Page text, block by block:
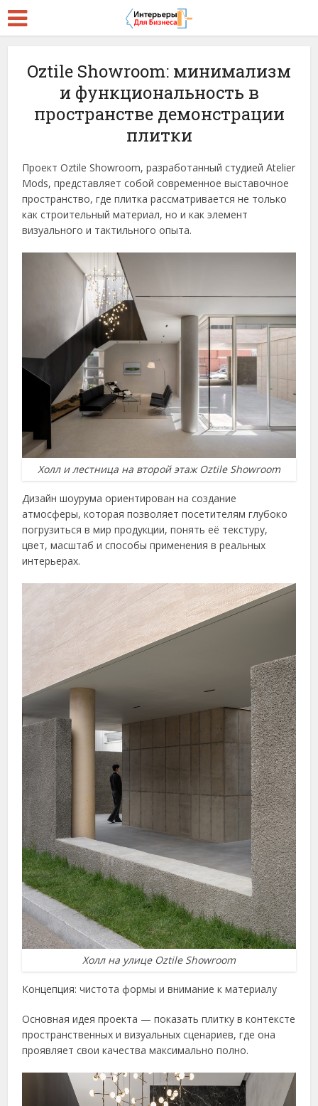
Oztile Showroom: минимализм
и функциональность в
пространстве демонстрации
плитки
Проект Oztile Showroom, разработанный студией Atelier
Mods, представляет собой современное выставочное
пространство, где плитка рассматривается не только
как строительный материал, но и как элемент
визуального и тактильного опыта.
Холл и лестница на второй этаж Oztile Showroom
Дизайн шоурума ориентирован на создание
атмосферы, которая позволяет посетителям глубоко
погрузиться в мир продукции, понять её текстуру,
цвет, масштаб и способы применения в реальных
интерьерах.
Холл на улице Oztile Showroom
Концепция: чистота формы и внимание к материалу
Основная идея проекта — показать плитку в контексте
пространственных и визуальных сценариев, где она
проявляет свои качества максимально полно.